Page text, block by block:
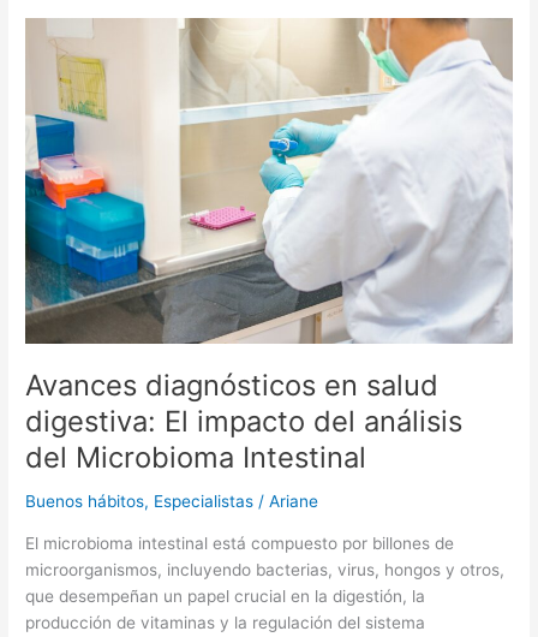
Avances diagnósticos en salud
digestiva: El impacto del análisis
del Microbioma Intestinal
Buenos hábitos, Especialistas /Ariane
El microbioma intestinal está compuesto por billones de
microorganismos, incluyendo bacterias, virus, hongos y otros,
que desempeñan un papel crucial en la digestión, la
producción de vitaminas y la regulación del sistema
diagnósticos
salud
digestiva:
El
impacto
análisis
del
Microbioma
Intestinal